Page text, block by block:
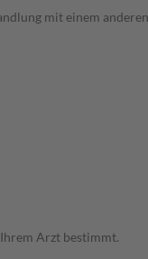
mit einem
Arzt bestimmt.